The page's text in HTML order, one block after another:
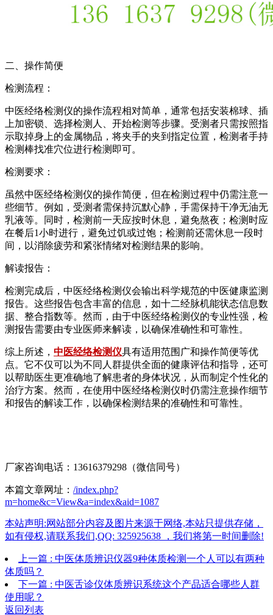
二、操作简便
检测流程：
中医经络检测仪的操作流程相对简单，通常包括安装棉球、插
上加密锁、选择检测人、开始检测等步骤。受测者只需按照指
示取掉身上的金属物品，将夹手的夹到指定位置，检测者手持
检测棒找准穴位进行检测即可。
检测要求：
虽然中医经络检测仪的操作简便，但在检测过程中仍需注意一
些细节。例如，受测者需保持沉默心静，手需保持干净无油无
乳液等。同时，检测前一天应按时休息，避免熬夜；检测时应
在餐后1小时进行，避免过饥或过饱；检测前还需休息一段时
间，以消除疲劳和紧张情绪对检测结果的影响。
解读报告：
检测完成后，中医经络检测仪会输出科学规范的中医健康监测
报告。这些报告包含丰富的信息，如十二经脉机能状态信息数
据、整合指数等。然而，由于中医经络检测仪的专业性强，检
测报告需要由专业医师来解读，以确保准确性和可靠性。
综上所述， 中医经络检测仪具有适用范围广和操作简便等优
点。它不仅可以为不同人群提供全面的健康评估和指导，还可
以帮助医生更准确地了解患者的身体状况，从而制定个性化的
治疗方案。然而，在使用中医经络检测仪时仍需注意操作细节
和报告的解读工作，以确保检测结果的准确性和可靠性。
厂家咨询电话：13616379298（微信同号）
本篇文章网址： /index.php?
m=home&c=View&a=index&aid=1087
本站声明:网站部分内容及图片来源于网络,本站只提供存储，
如有侵权,请联系我们,QQ: 325925638 ，我们将第一时间删除!
上一篇 : 中医体质辨识仪器9种体质检测一个人可以有两种
体质吗？
下一篇 : 中医舌诊仪体质辨识系统这个产品适合哪些人群
使用呢？
返回列表